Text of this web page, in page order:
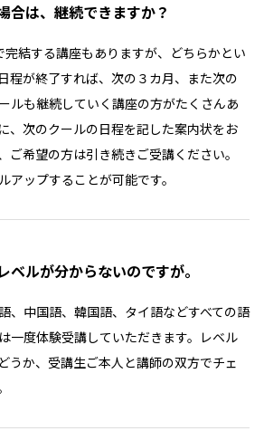
合は、継続できますか？
完結する講座もありますが、どちらかとい
程が終了すれば、次の３カ月、また次の
ルも継続していく講座の方がたくさんあ
、次のクールの日程を記した案内状をお
ご希望の方は引き続きご受講ください。
アップすることが可能です。
ベルが分からないのですが。
、中国語、韓国語、タイ語などすべての語
一度体験受講していただきます。レベル
うか、受講生ご本人と講師の双方でチェ